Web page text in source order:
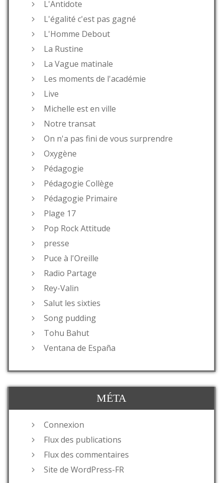
L'Antidote
L'égalité c'est pas gagné
L'Homme Debout
La Rustine
La Vague matinale
Les moments de l'académie
Live
Michelle est en ville
Notre transat
On n'a pas fini de vous surprendre
Oxygène
Pédagogie
Pédagogie Collège
Pédagogie Primaire
Plage 17
Pop Rock Attitude
presse
Puce à l'Oreille
Radio Partage
Rey-Valin
Salut les sixties
Song pudding
Tohu Bahut
Ventana de España
MÉTA
Connexion
Flux des publications
Flux des commentaires
Site de WordPress-FR